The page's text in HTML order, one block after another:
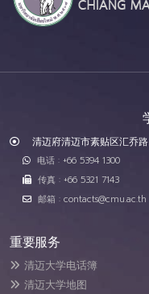
清迈府清迈市素贴区汇乔
电话 : +66 5394 1300
传真 : +66 5321 7143
邮箱 : contacts@cmu.ac.th
重要服务
清迈大学电话簿
清迈大学地图